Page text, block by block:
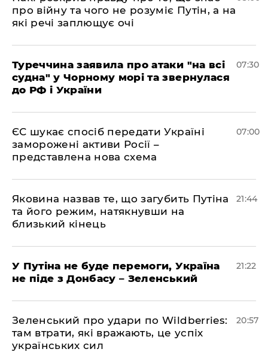
про війну та чого не розуміє Путін, а на
які речі заплющує очі
Туреччина заявила про атаки "на всі
судна" у Чорному морі та звернулася
до РФ і України
07:30
ЄС шукає спосіб передати Україні
заморожені активи Росії –
представлена ​​нова схема
07:00
Яковина назвав те, що загубить Путіна
та його режим, натякнувши на
близький кінець
21:44
У Путіна не буде перемоги, Україна
не піде з Донбасу – Зеленський
21:22
Зеленський про удари по Wildberries:
там втрати, які вражають, це успіх
українських сил
20:57